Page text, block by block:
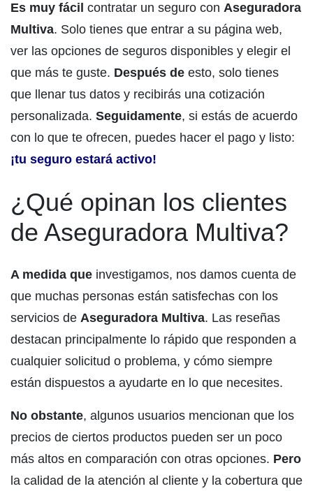
Es muy fácil contratar un seguro con Aseguradora
Multiva. Solo tienes que entrar a su página web,
ver las opciones de seguros disponibles y elegir el
que más te guste. Después de esto, solo tienes
que llenar tus datos y recibirás una cotización
personalizada. Seguidamente, si estás de acuerdo
con lo que te ofrecen, puedes hacer el pago y listo:
¡tu seguro estará activo!
¿Qué opinan los clientes
de Aseguradora Multiva?
A medida que investigamos, nos damos cuenta de
que muchas personas están satisfechas con los
servicios de Aseguradora Multiva. Las reseñas
destacan principalmente lo rápido que responden a
cualquier solicitud o problema, y cómo siempre
están dispuestos a ayudarte en lo que necesites.
No obstante, algunos usuarios mencionan que los
precios de ciertos productos pueden ser un poco
más altos en comparación con otras opciones. Pero
la calidad de la atención al cliente y la cobertura que